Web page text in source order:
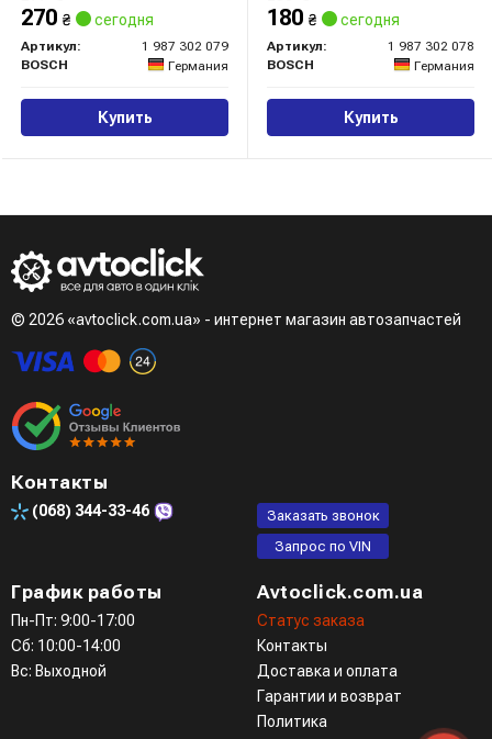
270 ₴ сегодня
Артикул:
1 987 302 079
BOSCH
Германия
Купить
180 ₴ сегодня
Артикул:
1 987 302 078
BOSCH
Германия
Купить
© 2026 «avtoclick.com.ua» - интернет магазин автозапчастей
Контакты
(068) 344-33-46
Заказать звонок
Запрос по VIN
График работы
Пн-Пт: 9:00-17:00
Сб: 10:00-14:00
Вс: Выходной
Avtoclick.com.ua
Статус заказа
Контакты
Доставка и оплата
Гарантии и возврат
Политика